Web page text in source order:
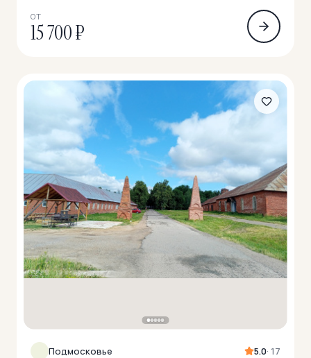
ОТ
15 700 ₽
Подмосковье 5.0· 17